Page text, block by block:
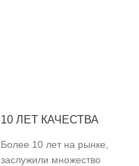
10 ЛЕТ КАЧЕСТВА
Более 10 лет на рынке,
заслужили множество